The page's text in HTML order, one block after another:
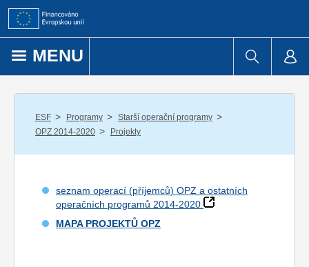
Přejít k obsahu
MENU
ESF / Programy / Starší operační programy /
OPZ 2014-2020 / Projekty
seznam operací (příjemců) OPZ a ostatních
operačních programů 2014-2020
MAPA PROJEKTŮ OPZ